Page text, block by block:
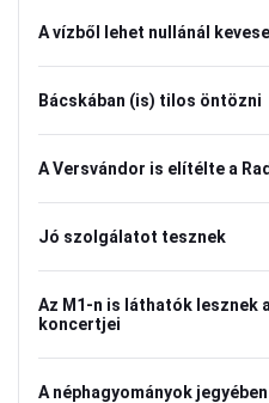
A vízből lehet nullánál
Bácskában (is) tilos öntözni
A Versvándor is elítélte a
Jó szolgálatot tesznek
Az M1-n is láthatók lesznek
koncertjei
A néphagyományok